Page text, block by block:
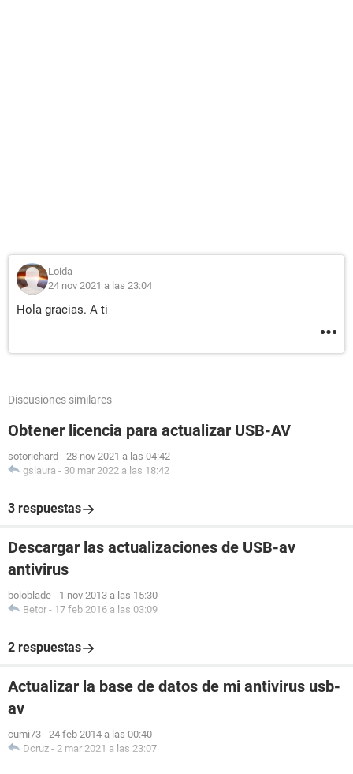
Loida
24 nov 2021 a las 23:04
Hola gracias. A ti
Discusiones similares
Obtener licencia para actualizar USB-AV
sotorichard - 28 nov 2021 a las 04:42
gslaura - 30 mar 2022 a las 18:42
3 respuestas
Descargar las actualizaciones de USB-av
antivirus
boloblade - 1 nov 2013 a las 15:30
Betor - 17 feb 2016 a las 03:09
2 respuestas
Actualizar la base de datos de mi antivirus usb-
av
cumi73 - 24 feb 2014 a las 00:40
Dcruz - 2 mar 2021 a las 23:07